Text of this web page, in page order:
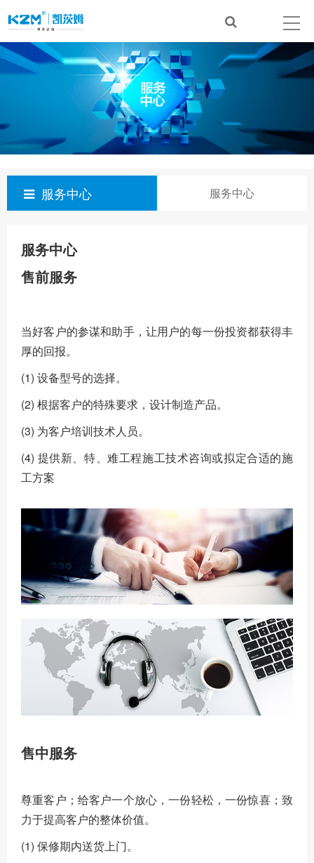
服务中心 服务中心
服务中心
售前服务
当好客户的参谋和助手，让用户的每一份投资都获得丰
厚的回报。
(1) 设备型号的选择。
(2) 根据客户的特殊要求，设计制造产品。
(3) 为客户培训技术人员。
(4) 提供新、特、难工程施工技术咨询或拟定合适的施
工方案
售中服务
尊重客户；给客户一个放心，一份轻松，一份惊喜；致
力于提高客户的整体价值。
(1) 保修期内送货上门。